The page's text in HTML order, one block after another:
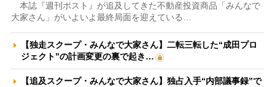
本誌『週刊ポスト』が追及してきた不動産投資商品「みんなで
大家さん」がいよいよ最終局面を迎えている…
【独走スクープ・みんなで大家さん】二転三転した“成田プロ
ジェクト”の計画変更の裏で起き…
【追及スクープ・みんなで大家さん】独占入手“内部議事録”で